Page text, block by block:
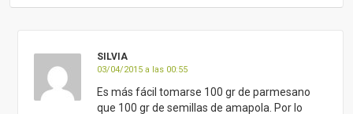
SILVIA
03/04/2015 a las 00:55
Es más fácil tomarse 100 gr de parmesano
que 100 gr de semillas de amapola. Por lo